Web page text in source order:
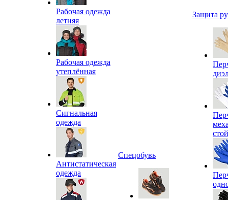
Рабочая одежда
летняя
Рабочая одежда
утеплённая
Сигнальная
одежда
Антистатическая
одежда
Спецобувь
Защита